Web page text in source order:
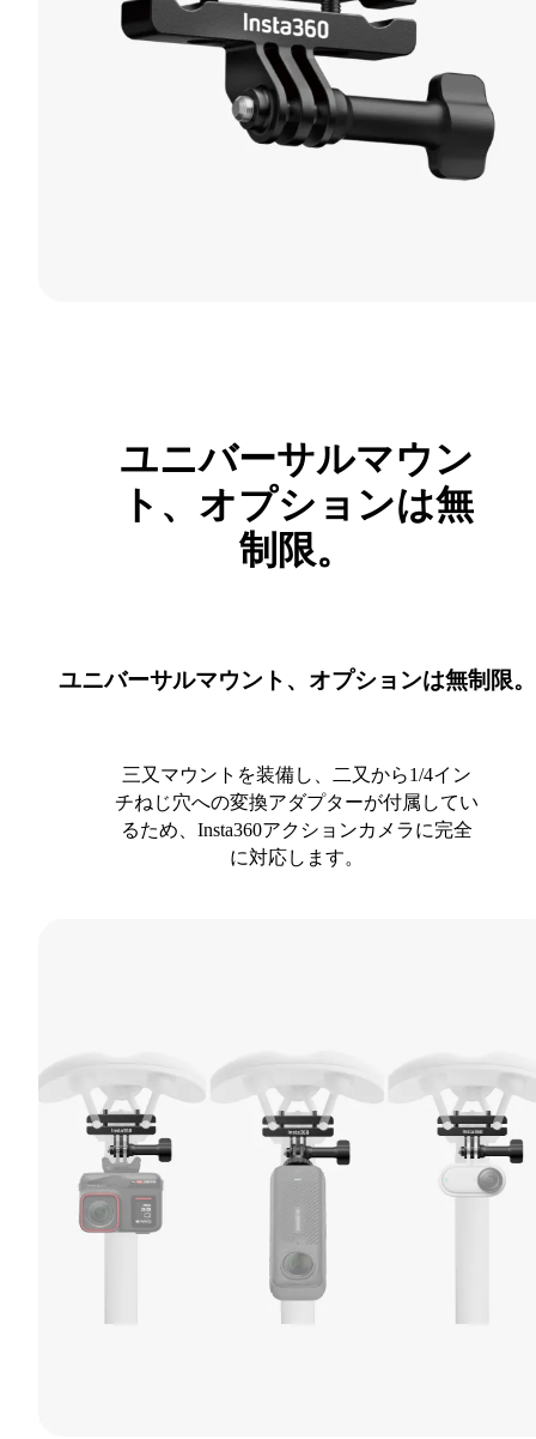
ユニバーサルマウン
ト、オプションは無
制限。
ユニバーサルマウント、オプションは無制限。
三又マウントを装備し、二又から1/4イン
チねじ穴への変換アダプターが付属してい
るため、Insta360アクションカメラに完全
に対応します。